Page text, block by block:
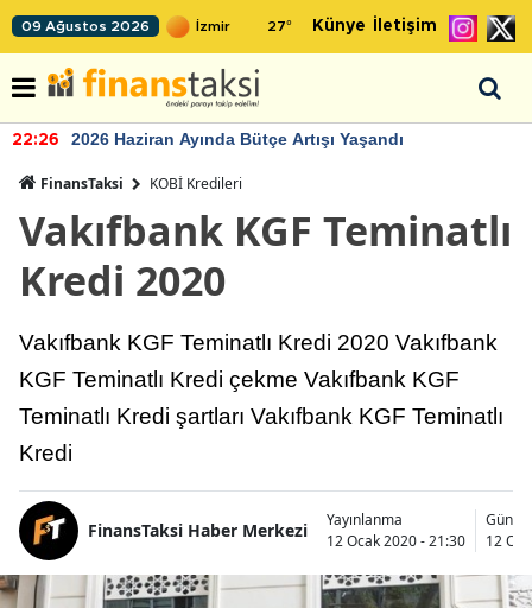
09 Ağustos 2026 27° Künye İletişim
22:26 2026 Haziran Ayında Bütçe Artışı Yaşandı
FinansTaksi KOBİ Kredileri
Vakıfbank KGF Teminatlı
Kredi 2020
Vakıfbank KGF Teminatlı Kredi 2020 Vakıfbank
KGF Teminatlı Kredi çekme Vakıfbank KGF
Teminatlı Kredi şartları Vakıfbank KGF Teminatlı
Kredi
FinansTaksi Haber Merkezi
Yayınlanma
12 Ocak 2020 - 21:30
12